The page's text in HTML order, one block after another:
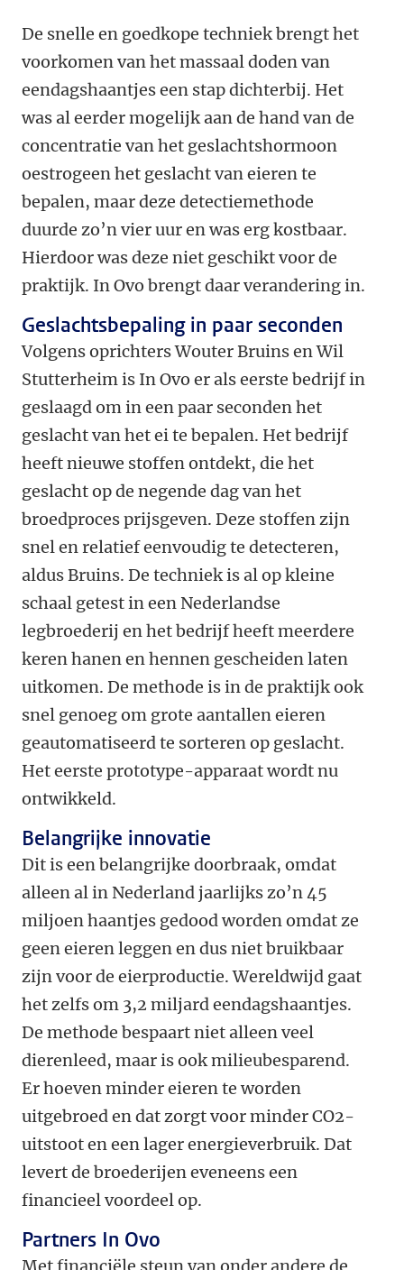
De snelle en goedkope techniek brengt het
voorkomen van het massaal doden van
eendagshaantjes een stap dichterbij. Het
was al eerder mogelijk aan de hand van de
concentratie van het geslachtshormoon
oestrogeen het geslacht van eieren te
bepalen, maar deze detectiemethode
duurde zo’n vier uur en was erg kostbaar.
Hierdoor was deze niet geschikt voor de
praktijk. In Ovo brengt daar verandering in.
Geslachtsbepaling in paar seconden
Volgens oprichters Wouter Bruins en Wil
Stutterheim is In Ovo er als eerste bedrijf in
geslaagd om in een paar seconden het
geslacht van het ei te bepalen. Het bedrijf
heeft nieuwe stoffen ontdekt, die het
geslacht op de negende dag van het
broedproces prijsgeven. Deze stoffen zijn
snel en relatief eenvoudig te detecteren,
aldus Bruins. De techniek is al op kleine
schaal getest in een Nederlandse
legbroederij en het bedrijf heeft meerdere
keren hanen en hennen gescheiden laten
uitkomen. De methode is in de praktijk ook
snel genoeg om grote aantallen eieren
geautomatiseerd te sorteren op geslacht.
Het eerste prototype-apparaat wordt nu
ontwikkeld.
Belangrijke innovatie
Dit is een belangrijke doorbraak, omdat
alleen al in Nederland jaarlijks zo’n 45
miljoen haantjes gedood worden omdat ze
geen eieren leggen en dus niet bruikbaar
zijn voor de eierproductie. Wereldwijd gaat
het zelfs om 3,2 miljard eendagshaantjes.
De methode bespaart niet alleen veel
dierenleed, maar is ook milieubesparend.
Er hoeven minder eieren te worden
uitgebroed en dat zorgt voor minder CO2-
uitstoot en een lager energieverbruik. Dat
levert de broederijen eveneens een
financieel voordeel op.
Partners In Ovo